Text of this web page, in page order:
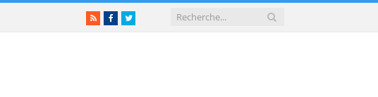
RSSFacebookTwitter